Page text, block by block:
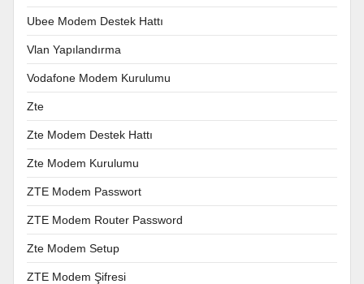
Ubee Modem Destek Hattı
Vlan Yapılandırma
Vodafone Modem Kurulumu
Zte
Zte Modem Destek Hattı
Zte Modem Kurulumu
ZTE Modem Passwort
ZTE Modem Router Password
Zte Modem Setup
ZTE Modem Şifresi